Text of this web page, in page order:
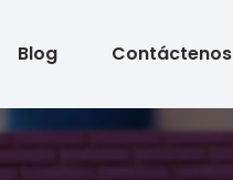
Blog Contáctenos